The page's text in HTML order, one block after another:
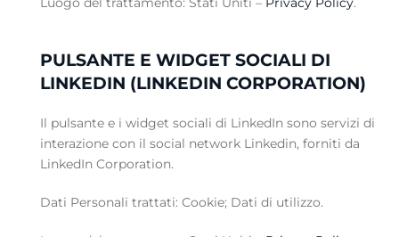
PULSANTE E WIDGET SOCIALI DI
LINKEDIN (LINKEDIN CORPORATION)
Il pulsante e i widget sociali di LinkedIn sono servizi di
interazione con il social network Linkedin, forniti da
LinkedIn Corporation.
Dati Personali trattati: Cookie; Dati di utilizzo.